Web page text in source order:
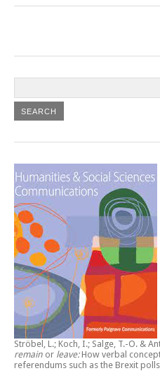
Ströbel, L.; Koch, I.; Salge, T.-O. &
remain or leave:How verbal
referendums such as the Brexit